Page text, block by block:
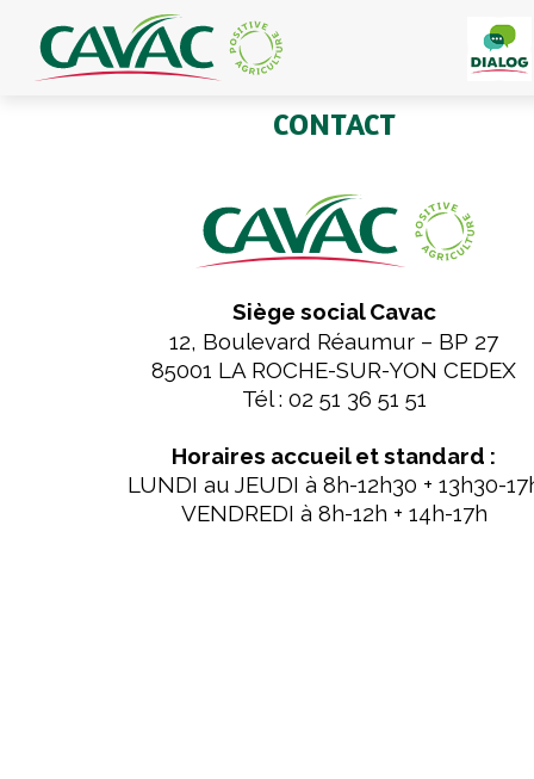
CONTACT
Siège social Cavac
12, Boulevard Réaumur – BP 27
85001 LA ROCHE-SUR-YON CEDEX
Tél : 02 51 36 51 51
Horaires accueil et standard :
LUNDI au JEUDI à 8h-12h30 + 13h30-
VENDREDI à 8h-12h + 14h-17h
Panneau de gestion des cookies